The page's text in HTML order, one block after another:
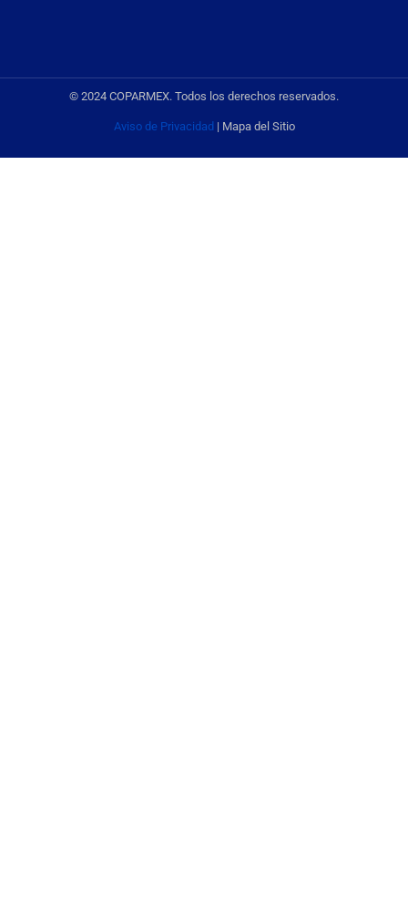
© 2024 COPARMEX. Todos los derechos reservados.
Aviso de Privacidad | Mapa del Sitio